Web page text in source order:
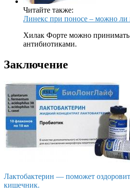
Читайте также:
Линекс при поносе – можно ли
Хилак Форте можно принимать
антибиотиками.
Заключение
Лактобактерин — поможет
кишечник.